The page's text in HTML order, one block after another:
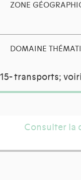
ZONE
DOMAINE
15- transports;
Consulter la